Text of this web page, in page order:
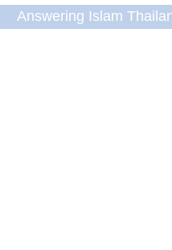
Answering Islam